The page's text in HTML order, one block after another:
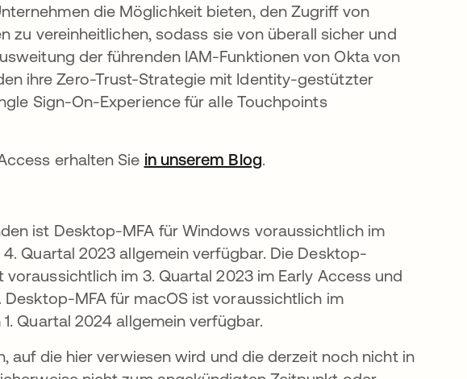
die Möglichkeit bieten, den Zugriff von
zu vereinheitlichen, sodass sie von überall sicher und
der führenden IAM-Funktionen von Okta von
ihre Zero-Trust-Strategie mit Identity-gestützter
Sign-On-Experience für alle Touchpoints
erhalten Sie in unserem Blog.
ist Desktop-MFA für Windows voraussichtlich im
Quartal 2023 allgemein verfügbar. Die Desktop-
im 3. Quartal 2023 im Early Access und
MFA für macOS ist voraussichtlich im
Quartal 2024 allgemein verfügbar.
auf die hier verwiesen wird und die derzeit noch nicht in